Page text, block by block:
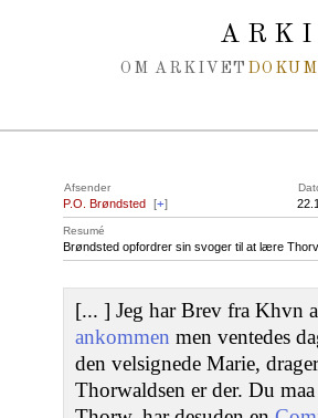
OM ARKIVET
Afsender
P.O. Brøndsted [+]
Resumé
Brøndsted opfordrer sin svoger til at lære
[... ] Jeg har Brev fra Khvn
ankommen men ventedes
den velsignede Marie,
Thorwaldsen er der. Du